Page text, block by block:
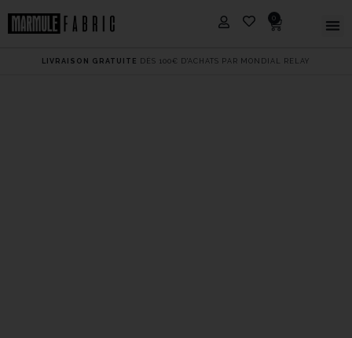
0
LIVRAISON GRATUITE DÈS 100€ D'ACHATS PAR MONDIAL RELAY